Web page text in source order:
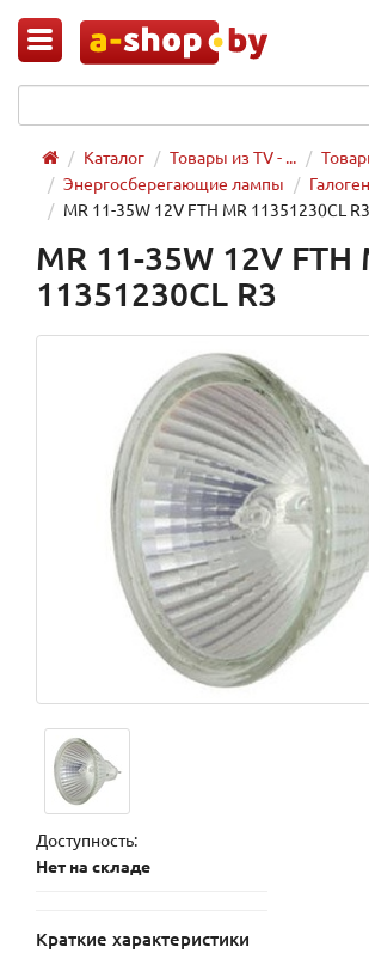
Каталог Товары из TV - ...
Энергосберегающие лампы
MR 11-35W 12V FTH MR 11351230CL R3
MR 11-35W 12V FTH
11351230CL R3
Доступность:
Нет на складе
Краткие характеристики